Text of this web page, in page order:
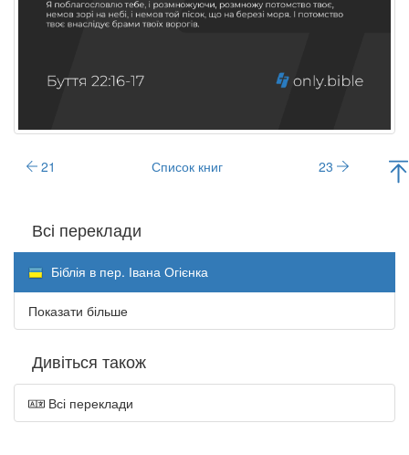
21 Список книг 23
Всі переклади
Біблія в пер. Івана Огієнка
Показати більше
Дивіться також
Всі переклади